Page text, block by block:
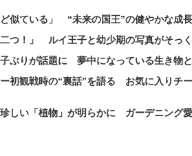
似ている」 “未来の国王”の健やかな成
つ！」 ルイ王子と幼少期の写真がそっ
ぶりが話題に 夢中になっている生き物
初観戦時の“裏話”を語る お気に入りチ
しい「植物」が明らかに ガーデニング